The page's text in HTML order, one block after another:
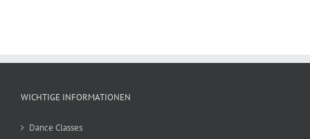
WICHTIGE INFORMATIONEN
Dance Classes